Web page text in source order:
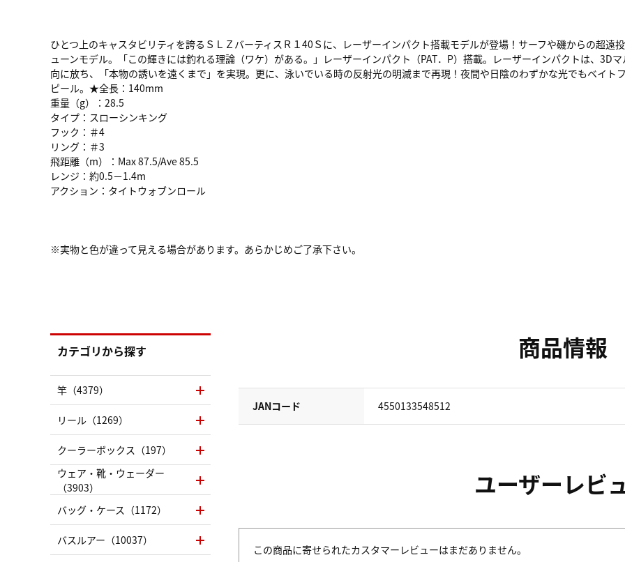
ひとつ上のキャスタビリティを誇るＳＬＺバーティスＲ１40Ｓに、レーザーインパクト搭載モデルが登場！サーフや磯からの超遠
ューンモデル。「この輝きには釣れる理論（ワケ）がある。」レーザーインパクト（PAT．P）搭載。レーザーインパクトは、3D
向に放ち、「本物の誘いを遠くまで」を実現。更に、泳いでいる時の反射光の明滅まで再現！夜間や日陰のわずかな光でもベイ
ピール。★全長：140mm
重量（g）：28.5
タイプ：スローシンキング
フック：＃4
リング：＃3
飛距離（m）：Max 87.5/Ave 85.5
レンジ：約0.5－1.4m
アクション：タイトウォブンロール
※実物と色が違って見える場合があります。あらかじめご了承下さい。
商品情報
JANコード 4550133548512
ユーザーレビ
この商品に寄せられたカスタマーレビューはまだありません。
カテゴリから探す
竿（4379）
リール（1269）
クーラーボックス（197）
ウェア・靴・ウェーダー
（3903）
バッグ・ケース（1172）
バスルアー（10037）